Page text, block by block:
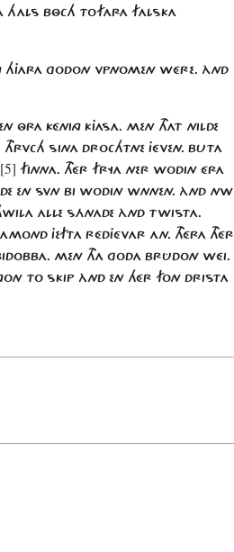
HALS BÔCH TOFARA FALSKA
HJARA GODON VPNOMEN WÉRE. ÀND
KÉNING KJASA. MEN THAT NILDE
SINA DROCHTNE JÉVEN. BUTA
[5] FINNA. THÉR FRYA NER WODIN ÉRA
EN SVN BI WODIN WNNEN. ÀND NW
ALLE SÁNADE ÀND TWISTA.
JEFTA RÉDJÉVAR AN. THÉRA THÉR
MEN THA GODA BRÛDON WÉI.
TO SKIP ÀND EN HÉR FON DRISTA